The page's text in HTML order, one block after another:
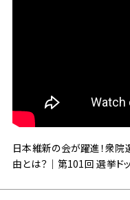
日本維新の会が躍進！衆
由とは？｜第101回 選挙ド